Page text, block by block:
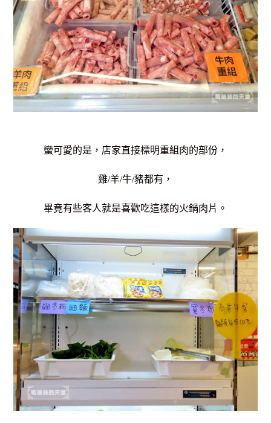
蠻可愛的是，店家直接標明重組肉的部份，
雞/羊/牛/豬都有，
畢竟有些客人就是喜歡吃這樣的火鍋肉片。